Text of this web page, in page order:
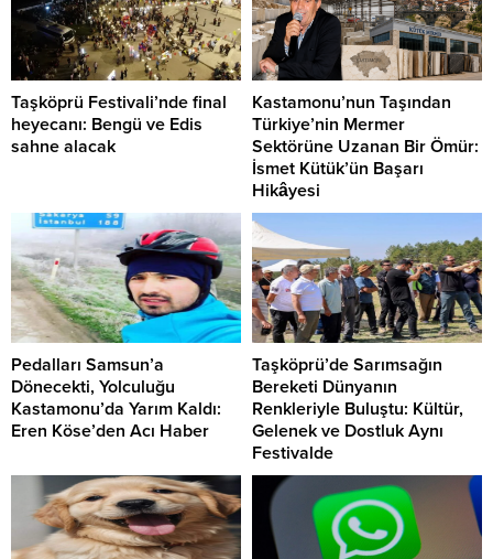
Taşköprü Festivali’nde final
heyecanı: Bengü ve Edis
sahne alacak
Kastamonu’nun Taşından
Türkiye’nin Mermer
Sektörüne Uzanan Bir Ömür:
İsmet Kütük’ün Başarı
Hikâyesi
Pedalları Samsun’a
Dönecekti, Yolculuğu
Kastamonu’da Yarım Kaldı:
Eren Köse’den Acı Haber
Taşköprü’de Sarımsağın
Bereketi Dünyanın
Renkleriyle Buluştu: Kültür,
Gelenek ve Dostluk Aynı
Festivalde